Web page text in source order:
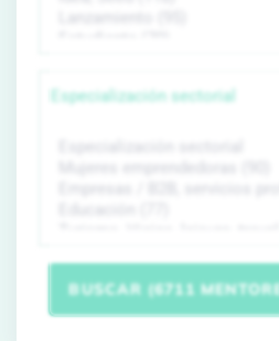
Especialización sectorial
BUSCAR (6711